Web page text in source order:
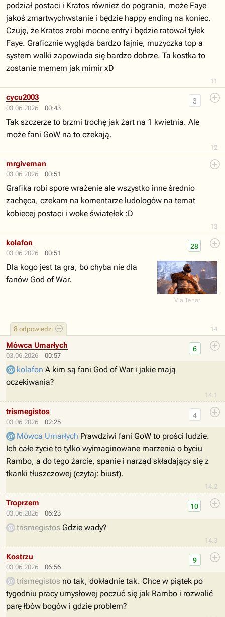
11
podział postaci i Kratos również do pogrania, może Faye
jakoś zmartwychwstanie i będzie happy ending na koniec.
Czuję, że Kratos zrobi mocne entry i będzie ratował tyłek
Faye. Graficznie wygląda bardzo fajnie, muzyczka top a
system walki zapowiada się bardzo dobrze. Ta kostka to
zostanie memem jak mimir xD
03.06.2026 00:43
12
3
cycu2003
Tak szczerze to brzmi trochę jak żart na 1 kwietnia. Ale
może fani GoW na to czekają.
03.06.2026 00:51
13
mrgiveman
Grafika robi spore wrażenie ale wszystko inne średnio
zachęca, czekam na komentarze ludologów na temat
kobiecej postaci i woke światełek :D
03.06.2026 00:51
14
28
8 odpowiedzi
kolafon
Via Tenor
Dla kogo jest ta gra, bo chyba nie dla
fanów God of War.
03.06.2026 00:57
14.1
6
Mówca Umarłych
kolafon A kim są fani God of War i jakie mają
oczekiwania?
03.06.2026 02:25
14.2
4
trismegistos
Mówca Umarłych Prawdziwi fani GoW to prości ludzie.
Ich całe życie to tylko wyimaginowane marzenia o byciu
Rambo, a do tego żarcie, spanie i narząd składający się z
tkanki tłuszczowej (czytaj: biust).
03.06.2026 06:23
14.3
10
Troprzem
trismegistos Gdzie wady?
03.06.2026 06:56
9
Kostrzu
trismegistos no tak, dokładnie tak. Chce w piątek po
tygodniu pracy umysłowej poczuć się jak Rambo i rozwalić
parę łbów bogów i gdzie problem?